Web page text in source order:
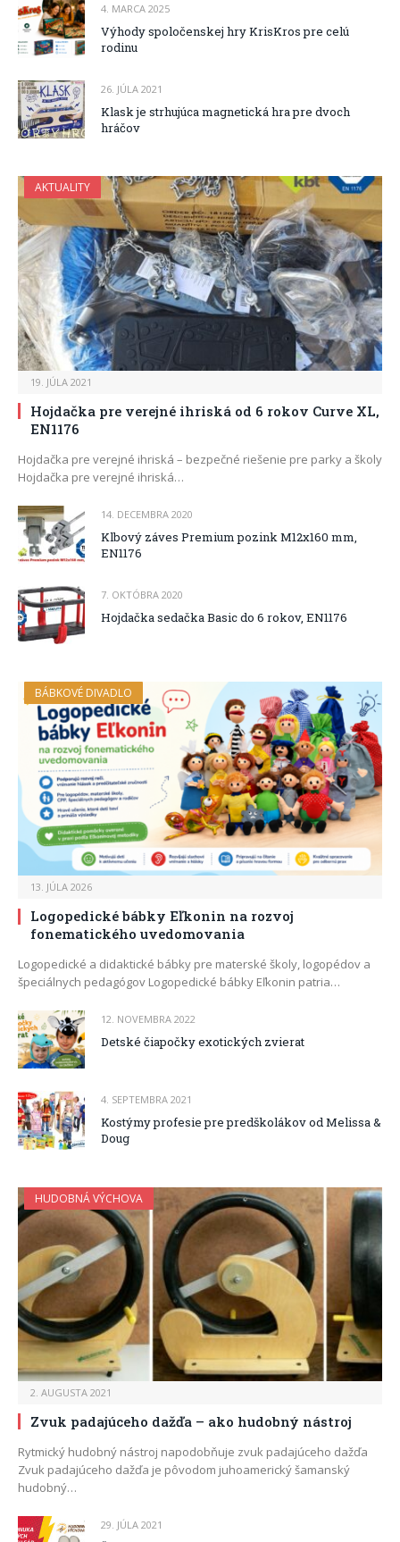
4. MARCA 2025
Výhody spoločenskej hry KrisKros pre celú
rodinu
26. JÚLA 2021
Klask je strhujúca magnetická hra pre dvoch
hráčov
AKTUALITY
19. JÚLA 2021
Hojdačka pre verejné ihriská od 6 rokov Curve XL,
EN1176
Hojdačka pre verejné ihriská – bezpečné riešenie pre parky a školy
Hojdačka pre verejné ihriská…
14. DECEMBRA 2020
Klbový záves Premium pozink M12x160 mm,
EN1176
7. OKTÓBRA 2020
Hojdačka sedačka Basic do 6 rokov, EN1176
BÁBKOVÉ DIVADLO
13. JÚLA 2026
Logopedické bábky Eľkonin na rozvoj
fonematického uvedomovania
Logopedické a didaktické bábky pre materské školy, logopédov a
špeciálnych pedagógov Logopedické bábky Eľkonin patria…
12. NOVEMBRA 2022
Detské čiapočky exotických zvierat
4. SEPTEMBRA 2021
Kostýmy profesie pre predškolákov od Melissa &
Doug
HUDOBNÁ VÝCHOVA
2. AUGUSTA 2021
Zvuk padajúceho dažďa – ako hudobný nástroj
Rytmický hudobný nástroj napodobňuje zvuk padajúceho dažďa
Zvuk padajúceho dažďa je pôvodom juhoamerický šamanský
hudobný…
29. JÚLA 2021